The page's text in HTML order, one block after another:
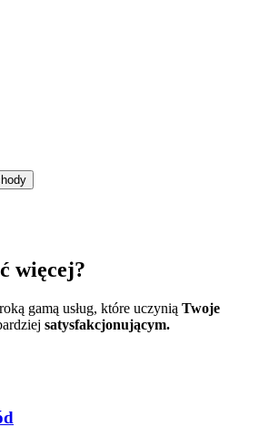
więcej?
gamą usług, które uczynią Twoje
satysfakcjonującym.